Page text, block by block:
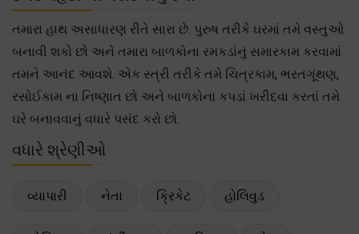
તમારા હાથ અસાધારણ રીતે સારા છે. પુરુષ તરીકે ઘરમાં તમે વસ્તુઓ
બનાવી શકો છો અને તમારા બાળકોના રમકડાંનું સમારકામ કરવામાં
તમને આનંદ આવશે. એક સ્ત્રી તરીકે તમે ચિત્રકામ, ભરતગૂંથણ,
રસોઈકામ ના નિષ્ણાત છો અને બાળકોના કપડાં ખરીદવા કરતાં તમે
ઘરે બનાવવાનું વધારે પસંદ કરો છો.
વધારે શ્રેણીઓ
વ્યાપારી નેતા ક્રિકેટ હોલિવુડ